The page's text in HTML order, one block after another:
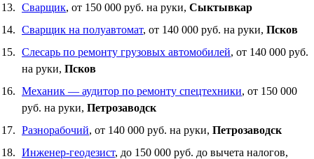
Сварщик, от 150 000 руб. на руки, Сыктывкар
Сварщик на полуавтомат, от 140 000 руб. на руки, Псков
Слесарь по ремонту грузовых автомобилей, от 140 000 руб.
на руки, Псков
Механик — аудитор по ремонту спецтехники, от 150 000
руб. на руки, Петрозаводск
Разнорабочий, от 140 000 руб. на руки, Петрозаводск
Инженер-геодезист, до 150 000 руб. до вычета налогов,